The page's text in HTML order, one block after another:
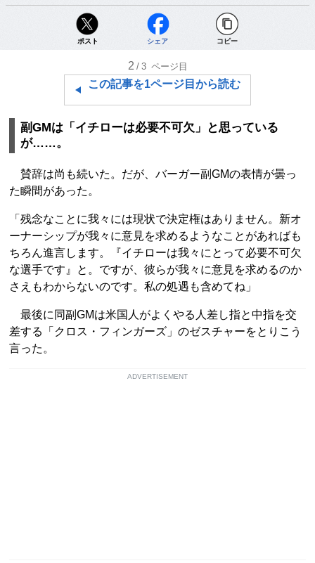
ポスト シェア コピー
2 /3 ページ目
この記事を1ページ目から読む
副GMは「イチローは必要不可欠」と思っている
が……。
賛辞は尚も続いた。だが、バーガー副GMの表情が曇っ
た瞬間があった。
「残念なことに我々には現状で決定権はありません。新オ
ーナーシップが我々に意見を求めるようなことがあればも
ちろん進言します。『イチローは我々にとって必要不可欠
な選手です』と。ですが、彼らが我々に意見を求めるのか
さえもわからないのです。私の処遇も含めてね」
最後に同副GMは米国人がよくやる人差し指と中指を交
差する「クロス・フィンガーズ」のゼスチャーをとりこう
言った。
ADVERTISEMENT